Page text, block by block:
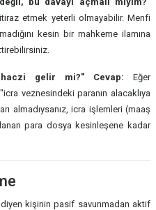
etmek yeterli olmayabilir. Menfi
kesin bir mahkeme ilamına
gelir mi?" Cevap: Eğer
veznesindeki paranın alacaklıya
almadıysanız, icra işlemleri (maaş
para dosya kesinleşene kadar
kişinin pasif savunmadan aktif